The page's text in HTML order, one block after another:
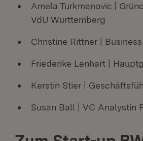
Amela Turkmanovic |
VdU Württemberg
Christine Rittner |
Friederike Lenhart |
Kerstin Stier |
Susan Ball | VC Analystin